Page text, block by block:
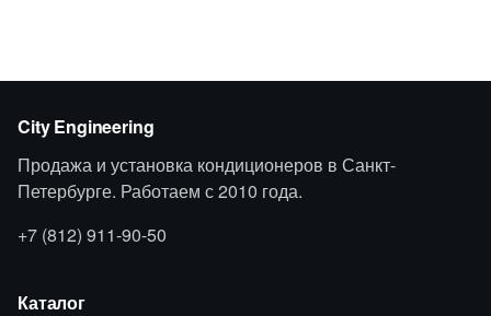
City Engineering
Продажа и установка кондиционеров в Санкт-
Петербурге. Работаем с 2010 года.
+7 (812) 911-90-50
Каталог